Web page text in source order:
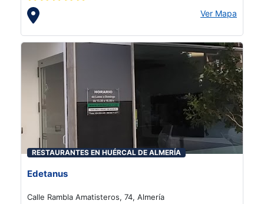
Ver Mapa
RESTAURANTES EN HUÉRCAL DE ALMERÍA
Edetanus
Calle Rambla Amatisteros, 74, Almería